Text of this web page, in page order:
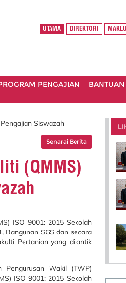
UTAMA DIREKTORI
PENGAJIAN
Siswazah
Senarai Berita
(QMMS)
ISO 9001: 2015 Sekolah
Bangunan SGS dan secara
Pertanian yang dilantik
Pengurusan Wakil (TWP)
ISO 9001: 2015 Sekolah